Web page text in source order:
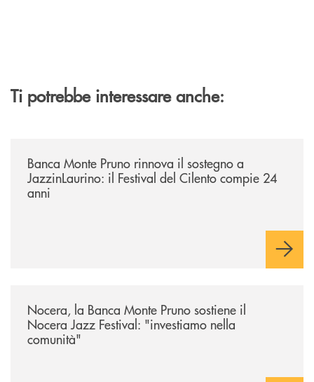
Ti potrebbe interessare anche:
Banca Monte Pruno rinnova il sostegno a
JazzinLaurino: il Festival del Cilento compie 24
anni
Nocera, la Banca Monte Pruno sostiene il
Nocera Jazz Festival: "investiamo nella
comunità"